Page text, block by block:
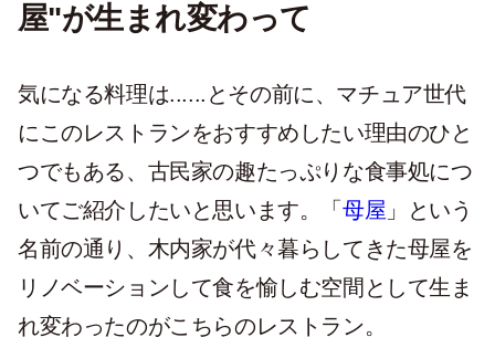
屋"が生まれ変わって
気になる料理は......とその前に、マチュア世代
にこのレストランをおすすめしたい理由のひと
つでもある、古民家の趣たっぷりな食事処につ
いてご紹介したいと思います。「 母屋 」という
名前の通り、木内家が代々暮らしてきた母屋を
リノベーションして食を愉しむ空間として生ま
れ変わったのがこちらのレストラン。